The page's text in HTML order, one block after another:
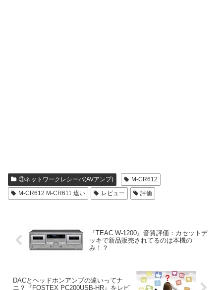
③ネットワークレシーバ(AVアンプ)
M-CR612
M-CR612 M-CR611 違い
レビュー 評価
『TEAC W-1200』音質評価：カセットデ
ッキで新品販売されてるのは本機の
み！？
DACとヘッドホンアンプの違いってナ
ニ？『FOSTEX PC200USB-HR』をレビ